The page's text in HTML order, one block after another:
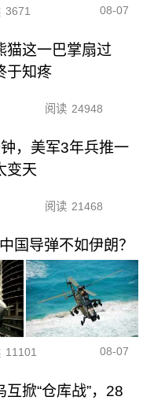
3671 08-07
猫这一巴掌扇过
于知疼
阅读 24948
，美军3年兵推一
变天
阅读 21468
国导弹不如伊朗？
11101 08-07
掀“仓库战”，28